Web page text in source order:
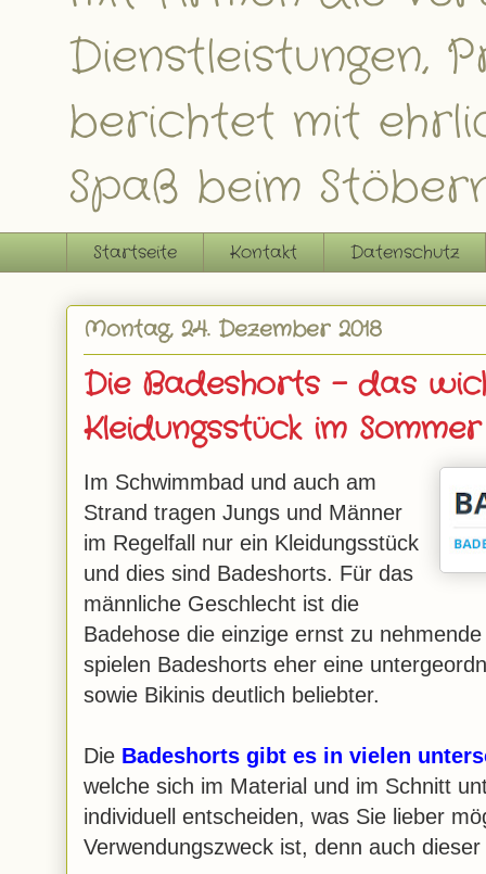
Dienstleistungen,
berichtet mit
Spaß beim
Startseite Kontakt Datenschutz
Montag, 24. Dezember 2018
Die Badeshorts – das
Kleidungsstück im Sommer
Im Schwimmbad und auch am
Strand tragen Jungs und Männer
im Regelfall nur ein Kleidungsstück
und dies sind Badeshorts. Für das
männliche Geschlecht ist die
Badehose die einzige ernst zu
spielen Badeshorts eher eine
sowie Bikinis deutlich beliebter.
Die Badeshorts gibt es in vielen
welche sich im Material und im Schnitt
individuell entscheiden, was Sie lieber
Verwendungszweck ist, denn auch